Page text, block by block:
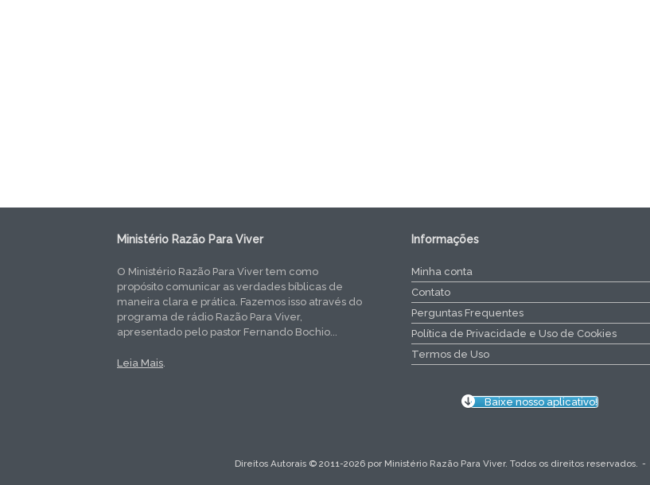
Ministério Razão Para Viver
O Ministério Razão Para Viver tem como
propósito comunicar as verdades bíblicas de
maneira clara e prática. Fazemos isso através do
programa de rádio Razão Para Viver,
apresentado pelo pastor Fernando Bochio...
Leia Mais
Informações
Minha conta
Contato
Perguntas Frequentes
Política de Privacidade e Uso de Cookies
Termos de Uso
Baixe nosso aplicativo!
Direitos Autorais © 2011-2026 por Ministério Razão Para Viver. Todos os direitos reservados.